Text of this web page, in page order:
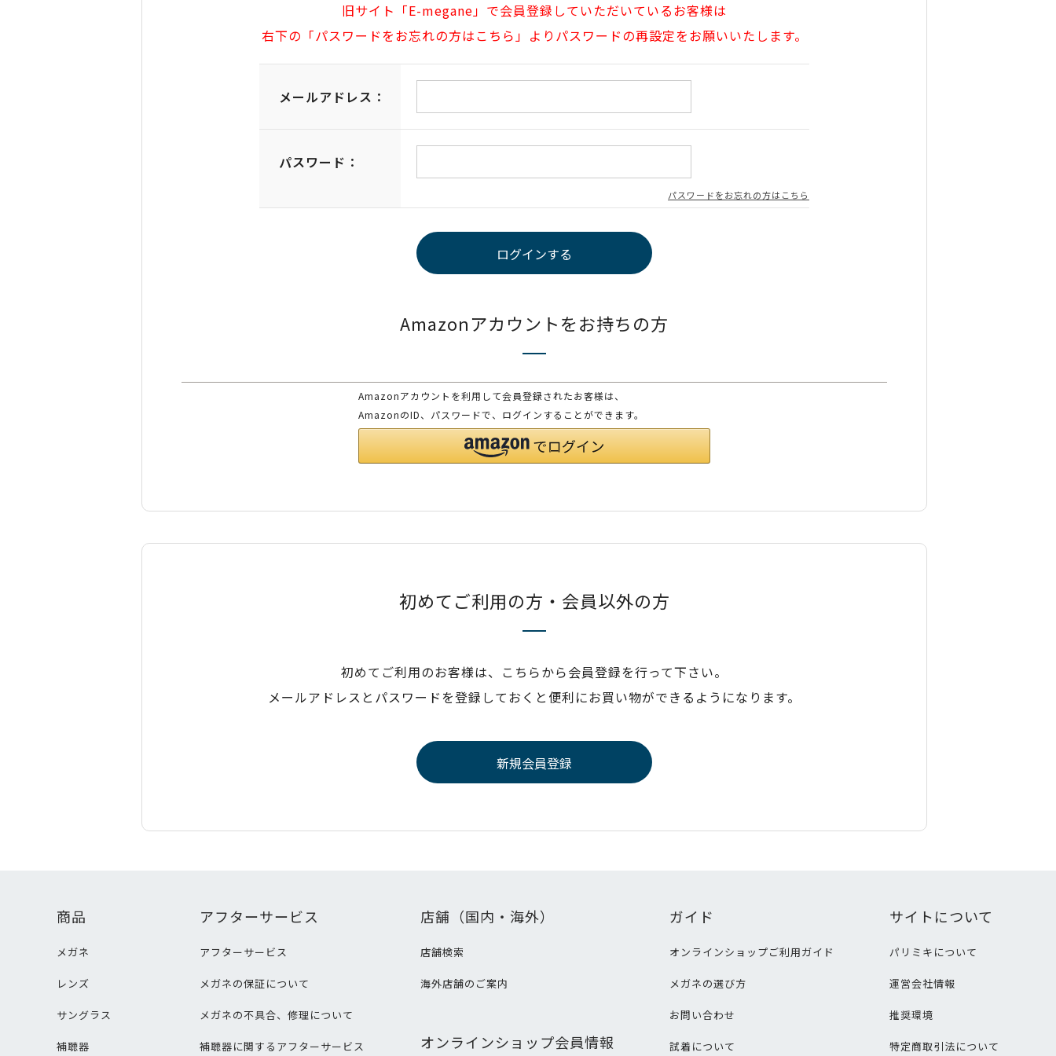
旧サイト「E-megane」で会員登録していただいているお客様は
右下の「パスワードをお忘れの方はこちら」よりパスワードの再設定をお願いいたします。
メールアドレス：
パスワード：
パスワードをお忘れの方はこちら
Amazonアカウントをお持ちの方
Amazonアカウントを利用して会員登録されたお客様は、
AmazonのID、パスワードで、ログインすることができます。
初めてご利用の方・会員以外の方
初めてご利用のお客様は、こちらから会員登録を行って下さい。
メールアドレスとパスワードを登録しておくと便利にお買い物ができるようになります。
商品
メガネ
レンズ
サングラス
補聴器
アフターサービス
アフターサービス
メガネの保証について
メガネの不具合、修理について
補聴器に関するアフターサービス
店舗（国内・海外）
店舗検索
海外店舗のご案内
オンラインショップ会員情報
ガイド
オンラインショップご利用ガイド
メガネの選び方
お問い合わせ
試着について
サイトについて
パリミキについて
運営会社情報
推奨環境
特定商取引法について